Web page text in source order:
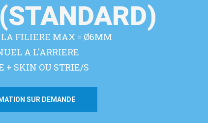
LA FILIERE MAX = Ø6MM
A L'ARRIERE
+ SKIN OU STRIE/S
SUR DEMANDE